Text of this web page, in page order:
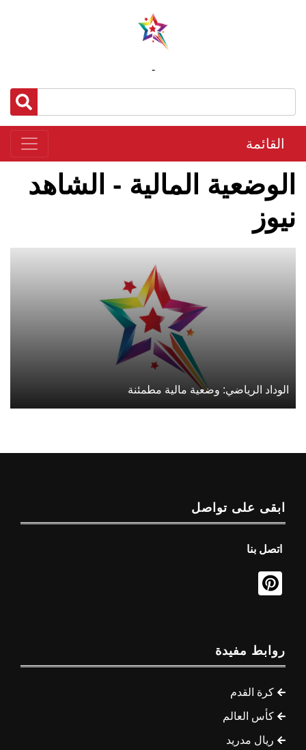
-
القائمة
الوضعية المالية - الشاهد
نيوز
الوداد الرياضي: وضعية مالية مطمئنة
ابقى على تواصل
اتصل بنا
روابط مفيدة
كرة القدم
كأس العالم
ريال مدريد